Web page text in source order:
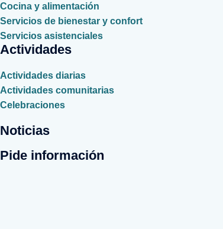
Cocina y alimentación
Servicios de bienestar y confort
Servicios asistenciales
Actividades
Actividades diarias
Actividades comunitarias
Celebraciones
Noticias
Pide información